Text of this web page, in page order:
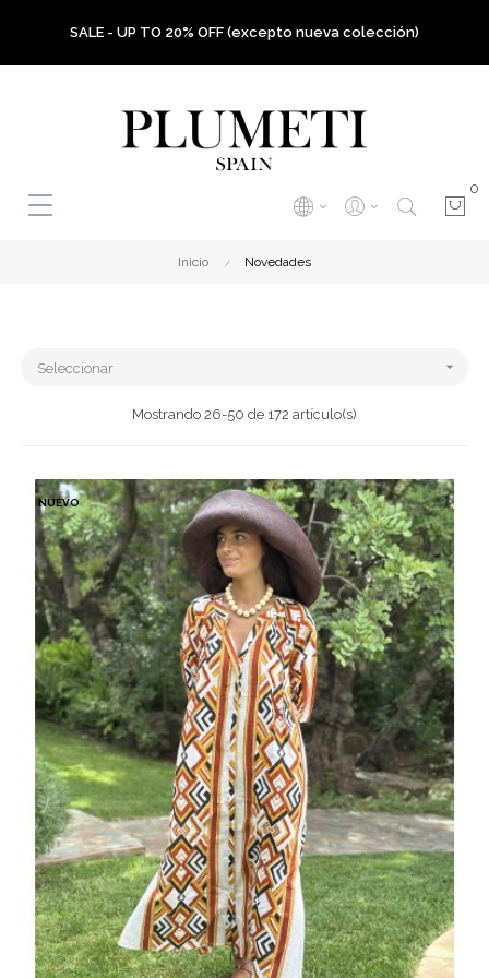
SALE - UP TO 20% OFF (excepto nueva colección)
0
Inicio Novedades
Seleccionar 
Mostrando 26-50 de 172 artículo(s)
NUEVO